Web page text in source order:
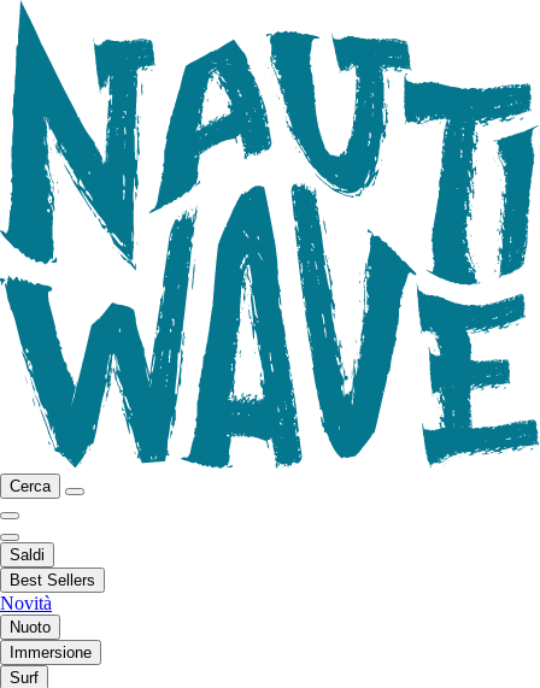
Cerca
Saldi
Best Sellers
Novità
Nuoto
Immersione
Surf